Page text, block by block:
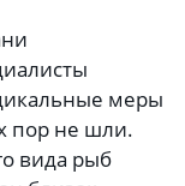
меры
пор не шли.
вида рыб